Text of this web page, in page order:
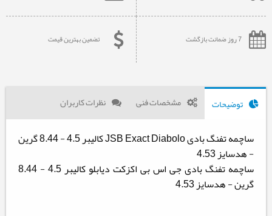
7 روز ضمانت بازگشت تضمین بهترین قیمت
توضیحات مشخصات فنی نظرات کاربران
ساچمه تفنگ بادی JSB Exact Diabolo کالیبر 4.5 - 8.44 گرین
- هدسایز 4.53
ساچمه تفنگ بادی جی اس بی اکزکت دیابلو کالیبر 4.5 - 8.44
گرین - هدسایز 4.53